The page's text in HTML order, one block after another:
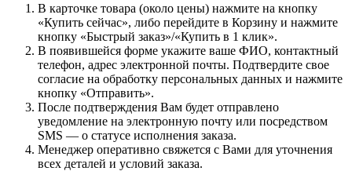
В карточке товара (около цены) нажмите на кнопку
«Купить сейчас», либо перейдите в Корзину и нажмите
кнопку «Быстрый заказ»/«Купить в 1 клик».
В появившейся форме укажите ваше ФИО, контактный
телефон, адрес электронной почты. Подтвердите свое
согласие на обработку персональных данных и нажмите
кнопку «Отправить».
После подтверждения Вам будет отправлено
уведомление на электронную почту или посредством
SMS — о статусе исполнения заказа.
Менеджер оперативно свяжется с Вами для уточнения
всех деталей и условий заказа.